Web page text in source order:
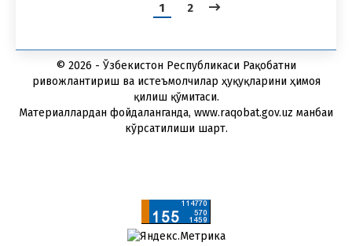
1 2
© 2026 - Ўзбекистон Республикаси Рақобатни
ривожлантириш ва истеъмолчилар ҳуқуқларини ҳимоя
қилиш қўмитаси.
Материаллардан фойдаланганда, www.raqobat.gov.uz манбаи
кўрсатилиши шарт.